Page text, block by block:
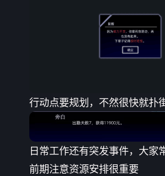
行动点要规划，不然很快就扑
日常工作还有突发事件，大家
前期注意资源安排很重要